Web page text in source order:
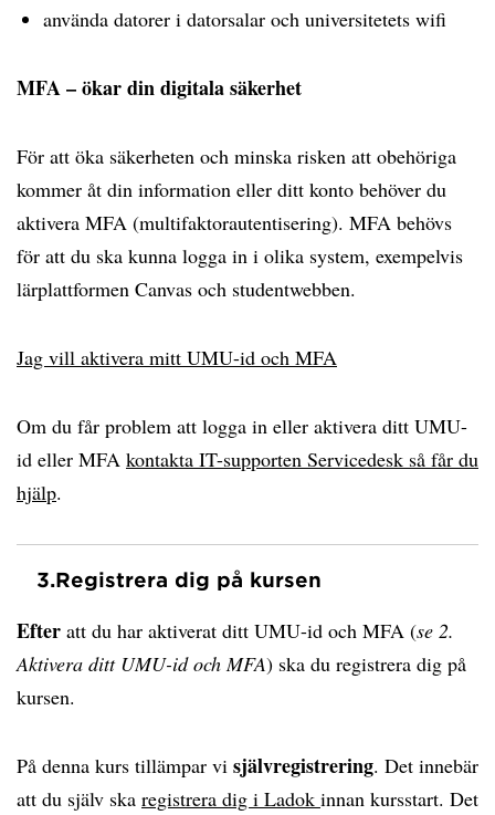
använda datorer i datorsalar och universitetets wifi
MFA – ökar din digitala säkerhet
För att öka säkerheten och minska risken att obehöriga
kommer åt din information eller ditt konto behöver du
aktivera MFA (multifaktorautentisering). MFA behövs
för att du ska kunna logga in i olika system, exempelvis
lärplattformen Canvas och studentwebben.
Jag vill aktivera mitt UMU-id och MFA
Om du får problem att logga in eller aktivera ditt UMU-
id eller MFA kontakta IT-supporten Servicedesk så får du
hjälp.
3.Registrera dig på kursen
Efter att du har aktiverat ditt UMU-id och MFA (se 2.
Aktivera ditt UMU-id och MFA) ska du registrera dig på
kursen.
På denna kurs tillämpar vi självregistrering. Det innebär
att du själv ska registrera dig i Ladok innan kursstart. Det